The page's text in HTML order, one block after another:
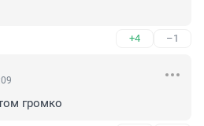
+4 –1
громко